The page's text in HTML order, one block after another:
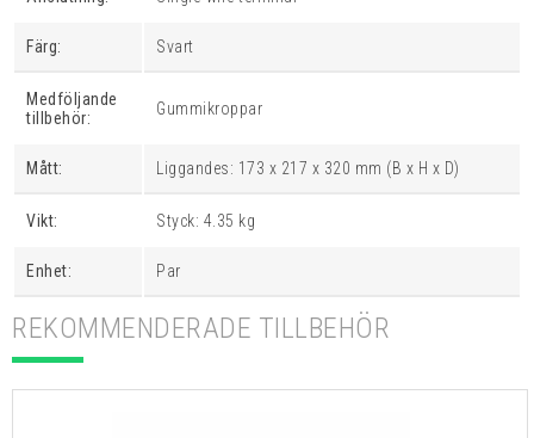
Färg: Svart
Medföljande
tillbehör:
Gummikroppar
Mått: Liggandes: 173 x 217 x 320 mm (B x H x D)
Vikt: Styck: 4.35 kg
Enhet: Par
REKOMMENDERADE TILLBEHÖR